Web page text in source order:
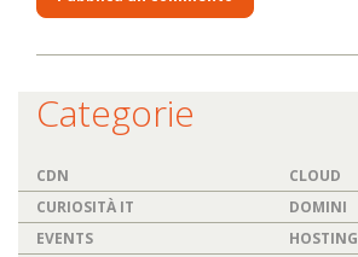
Categorie
CDN
CLOUD
CURIOSITÀ IT
DOMINI
EVENTS
HOSTING